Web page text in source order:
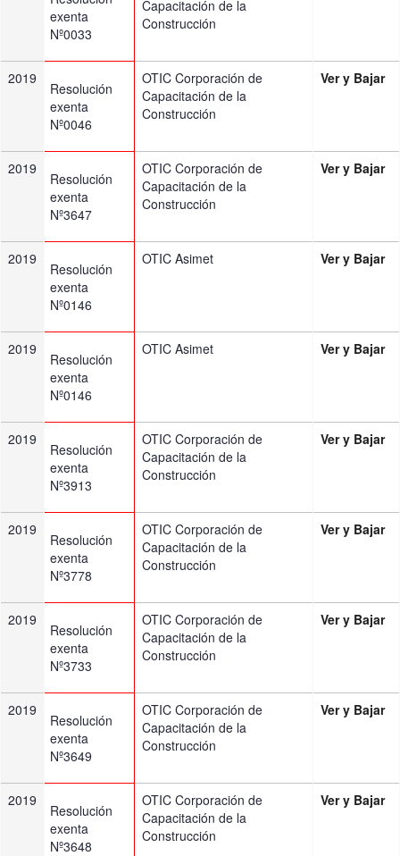
exenta
Nº0033
Capacitación de la
Construcción
2019
Resolución
exenta
Nº0046
OTIC Corporación de
Capacitación de la
Construcción
Ver y Bajar
2019
Resolución
exenta
Nº3647
OTIC Corporación de
Capacitación de la
Construcción
Ver y Bajar
2019
Resolución
exenta
Nº0146
OTIC Asimet Ver y Bajar
2019
Resolución
exenta
Nº0146
OTIC Asimet Ver y Bajar
2019
Resolución
exenta
Nº3913
OTIC Corporación de
Capacitación de la
Construcción
Ver y Bajar
2019
Resolución
exenta
Nº3778
OTIC Corporación de
Capacitación de la
Construcción
Ver y Bajar
2019
Resolución
exenta
Nº3733
OTIC Corporación de
Capacitación de la
Construcción
Ver y Bajar
2019
Resolución
exenta
Nº3649
OTIC Corporación de
Capacitación de la
Construcción
Ver y Bajar
2019
Resolución
exenta
Nº3648
OTIC Corporación de
Capacitación de la
Construcción
Ver y Bajar